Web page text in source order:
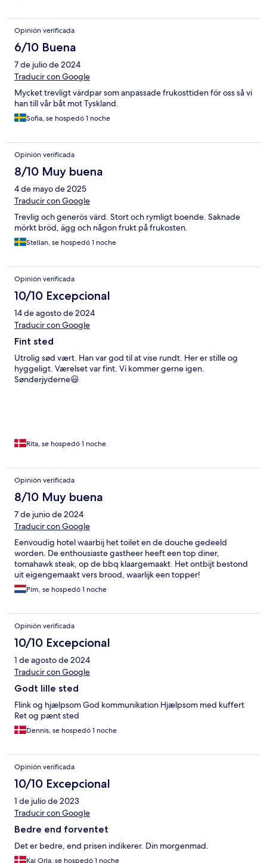
Opinión verificada
6/10 Buena
7 de julio de 2024
Traducir con Google
Mycket trevligt värdpar som anpassade frukosttiden för oss så vi
han till vår båt mot Tyskland.
Sofia, se hospedó 1 noche
Opinión verificada
8/10 Muy buena
4 de mayo de 2025
Traducir con Google
Trevlig och generös värd. Stort och rymligt boende. Saknade
mörkt bröd, ägg och någon frukt på frukosten.
Stellan, se hospedó 1 noche
Opinión verificada
10/10 Excepcional
14 de agosto de 2024
Traducir con Google
Fint sted
Utrolig sød vært. Han var god til at vise rundt. Her er stille og
hyggeligt. Værelset var fint. Vi kommer gerne igen.
Sønderjyderne😃
Rita, se hospedó 1 noche
Opinión verificada
8/10 Muy buena
7 de junio de 2024
Traducir con Google
Eenvoudig hotel waarbij het toilet en de douche gedeeld
worden. De enthousiaste gastheer heeft een top diner,
tomahawk steak, op de bbq klaargemaakt. Het ontbijt bestond
uit eigengemaakt vers brood, waarlijk een topper!
Pim, se hospedó 1 noche
Opinión verificada
10/10 Excepcional
1 de agosto de 2024
Traducir con Google
Godt lille sted
Flink og hjælpsom God kommunikation Hjælpsom med kuffert
Ret og pænt sted
Dennis, se hospedó 1 noche
Opinión verificada
10/10 Excepcional
1 de julio de 2023
Traducir con Google
Bedre end forventet
Det er bedre, end prisen indikerer. Din morgenmad.
Kaj Orla, se hospedó 1 noche